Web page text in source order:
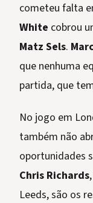
cometeu falta
White cobrou
Matz Sels.
que nenhuma
partida, que
No jogo em
também não
oportunidades
Chris Richards
Leeds, são os